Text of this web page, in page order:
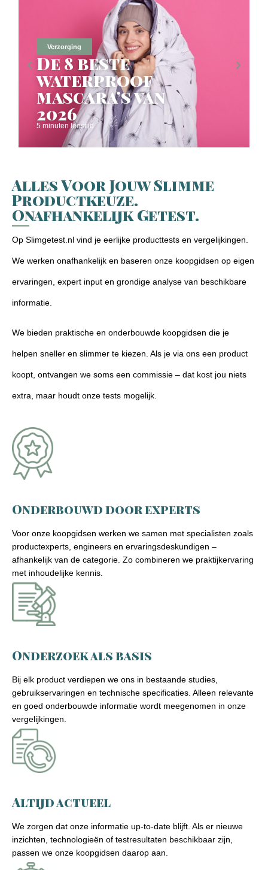
Verzorging
De 8 beste
waterproof
mascara’s van
2026
5 minuten leestijd
Alles Voor Jouw Slimme
Productkeuze.
Onafhankelijk Getest.
Op Slimgetest.nl vind je eerlijke producttests en vergelijkingen.
We werken onafhankelijk en baseren onze koopgidsen op eigen
ervaringen, expert input en grondige analyse van beschikbare
informatie.
We bieden praktische en onderbouwde koopgidsen die je
helpen sneller en slimmer te kiezen. Als je via ons een product
koopt, ontvangen we soms een commissie – dat kost jou niets
extra, maar houdt onze tests mogelijk.
Onderbouwd door experts
Voor onze koopgidsen werken we samen met specialisten zoals
productexperts, engineers en ervaringsdeskundigen –
afhankelijk van de categorie. Zo combineren we praktijkervaring
met inhoudelijke kennis.
Onderzoek als basis
Bij elk product verdiepen we ons in bestaande studies,
gebruikservaringen en technische specificaties. Alleen relevante
en goed onderbouwde informatie wordt meegenomen in onze
vergelijkingen.
Altijd actueel
We zorgen dat onze informatie up-to-date blijft. Als er nieuwe
inzichten, technologieën of testresultaten beschikbaar zijn,
passen we onze koopgidsen daarop aan.